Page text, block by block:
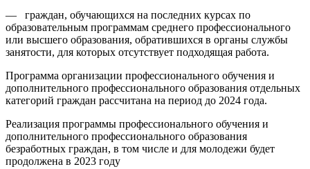
— граждан, обучающихся на последних курсах по
образовательным программам среднего профессионального
или высшего образования, обратившихся в органы службы
занятости, для которых отсутствует подходящая работа.
Программа организации профессионального обучения и
дополнительного профессионального образования отдельных
категорий граждан рассчитана на период до 2024 года.
Реализация программы профессионального обучения и
дополнительного профессионального образования
безработных граждан, в том числе и для молодежи будет
продолжена в 2023 году